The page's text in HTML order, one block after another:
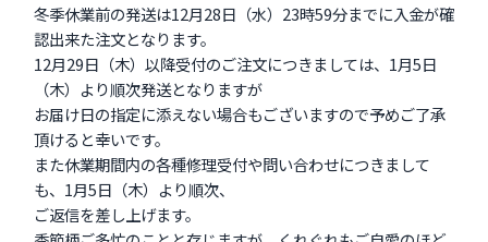
冬季休業前の発送は12月28日（水）23時59分までに入金が確
認出来た注文となります。
12月29日（木）以降受付のご注文につきましては、1月5日
（木）より順次発送となりますが
お届け日の指定に添えない場合もございますので予めご了承
頂けると幸いです。
また休業期間内の各種修理受付や問い合わせにつきまして
も、1月5日（木）より順次、
ご返信を差し上げます。